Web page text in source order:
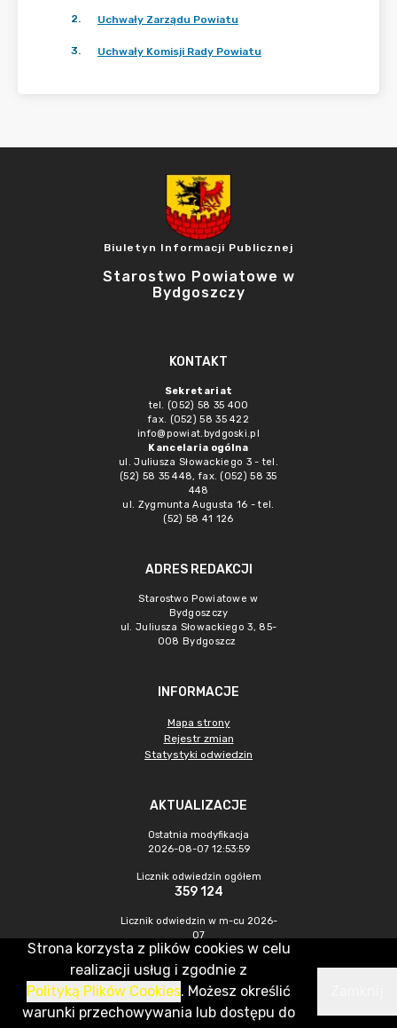
2. Uchwały Zarządu Powiatu
3. Uchwały Komisji Rady Powiatu
Biuletyn Informacji Publicznej
Starostwo Powiatowe w
Bydgoszczy
KONTAKT
Sekretariat
tel. (052) 58 35 400
fax. (052) 58 35 422
info@powiat.bydgoski.pl
Kancelaria ogólna
ul. Juliusza Słowackiego 3 - tel.
(52) 58 35 448, fax. (052) 58 35
448
ul. Zygmunta Augusta 16 - tel.
(52) 58 41 126
ADRES REDAKCJI
Starostwo Powiatowe w
Bydgoszczy
ul. Juliusza Słowackiego 3, 85-
008 Bydgoszcz
INFORMACJE
Mapa strony
Rejestr zmian
Statystyki odwiedzin
AKTUALIZACJE
Ostatnia modyfikacja
2026-08-07 12:53:59
Licznik odwiedzin ogółem
359 124
Licznik odwiedzin w m-cu 2026-
07
1 019
CMS & Hosting: Nefeni Sp. z o.o.
Strona korzysta z plików cookies w celu
realizacji usług i zgodnie z
Polityką Plików Cookies. Możesz określić
warunki przechowywania lub dostępu do